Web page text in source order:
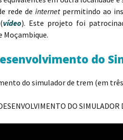
rede de internetpermitindo ao
vídeo). Este projeto foi
Moçambique.
do
do simulador de trem (em
DO SIMULADOR